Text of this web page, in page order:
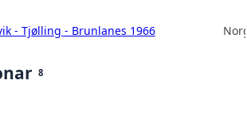
- Tjølling - Brunlanes 1966
8